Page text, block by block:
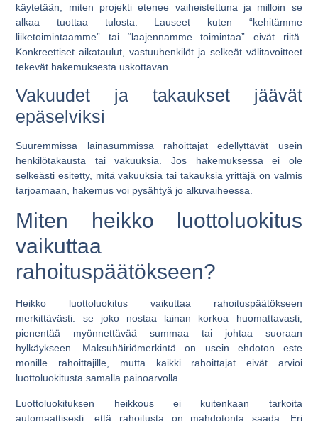
käytetään, miten projekti etenee vaiheistettuna ja milloin se
alkaa tuottaa tulosta. Lauseet kuten “kehitämme
liiketoimintaamme” tai “laajennamme toimintaa” eivät riitä.
Konkreettiset aikataulut, vastuuhenkilöt ja selkeät välitavoitteet
tekevät hakemuksesta uskottavan.
Vakuudet ja takaukset jäävät
epäselviksi
Suuremmissa lainasummissa rahoittajat edellyttävät usein
henkilötakausta tai vakuuksia. Jos hakemuksessa ei ole
selkeästi esitetty, mitä vakuuksia tai takauksia yrittäjä on valmis
tarjoamaan, hakemus voi pysähtyä jo alkuvaiheessa.
Miten heikko luottoluokitus
vaikuttaa
rahoituspäätökseen?
Heikko luottoluokitus vaikuttaa rahoituspäätökseen
merkittävästi: se joko nostaa lainan korkoa huomattavasti,
pienentää myönnettävää summaa tai johtaa suoraan
hylkäykseen. Maksuhäiriömerkintä on usein ehdoton este
monille rahoittajille, mutta kaikki rahoittajat eivät arvioi
luottoluokitusta samalla painoarvolla.
Luottoluokituksen heikkous ei kuitenkaan tarkoita
automaattisesti, että rahoitusta on mahdotonta saada. Eri